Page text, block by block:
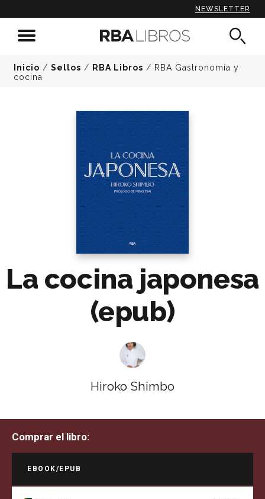
NEWSLETTER
Inicio / Sellos / RBA Libros / RBA Gastronomía y
cocina
La cocina japonesa
(epub)
Hiroko Shimbo
Comprar el libro:
EBOOK/EPUB